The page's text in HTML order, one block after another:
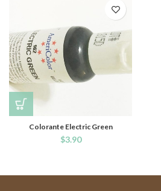
Colorante Electric Green
$3.90